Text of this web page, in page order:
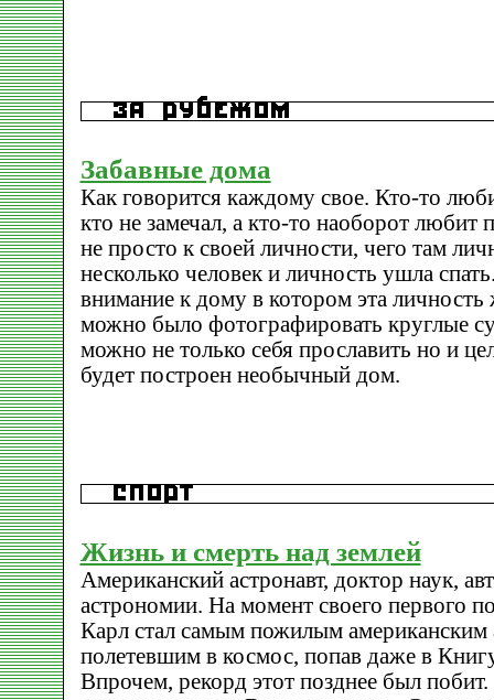
Забавные дома
Как говорится каждому свое. Кто-то
кто не замечал, а кто-то наоборот любит
не просто к своей личности, чего там
несколько человек и личность ушла
внимание к дому в котором эта
можно было фотографировать круглые
можно не только себя прославить но и
будет построен необычный дом.
Жизнь и смерть над землей
Американский астронавт, доктор наук,
астрономии. На момент своего первого
Карл стал самым пожилым американским
полетевшим в космос, попав даже в
Впрочем, рекорд этот позднее был